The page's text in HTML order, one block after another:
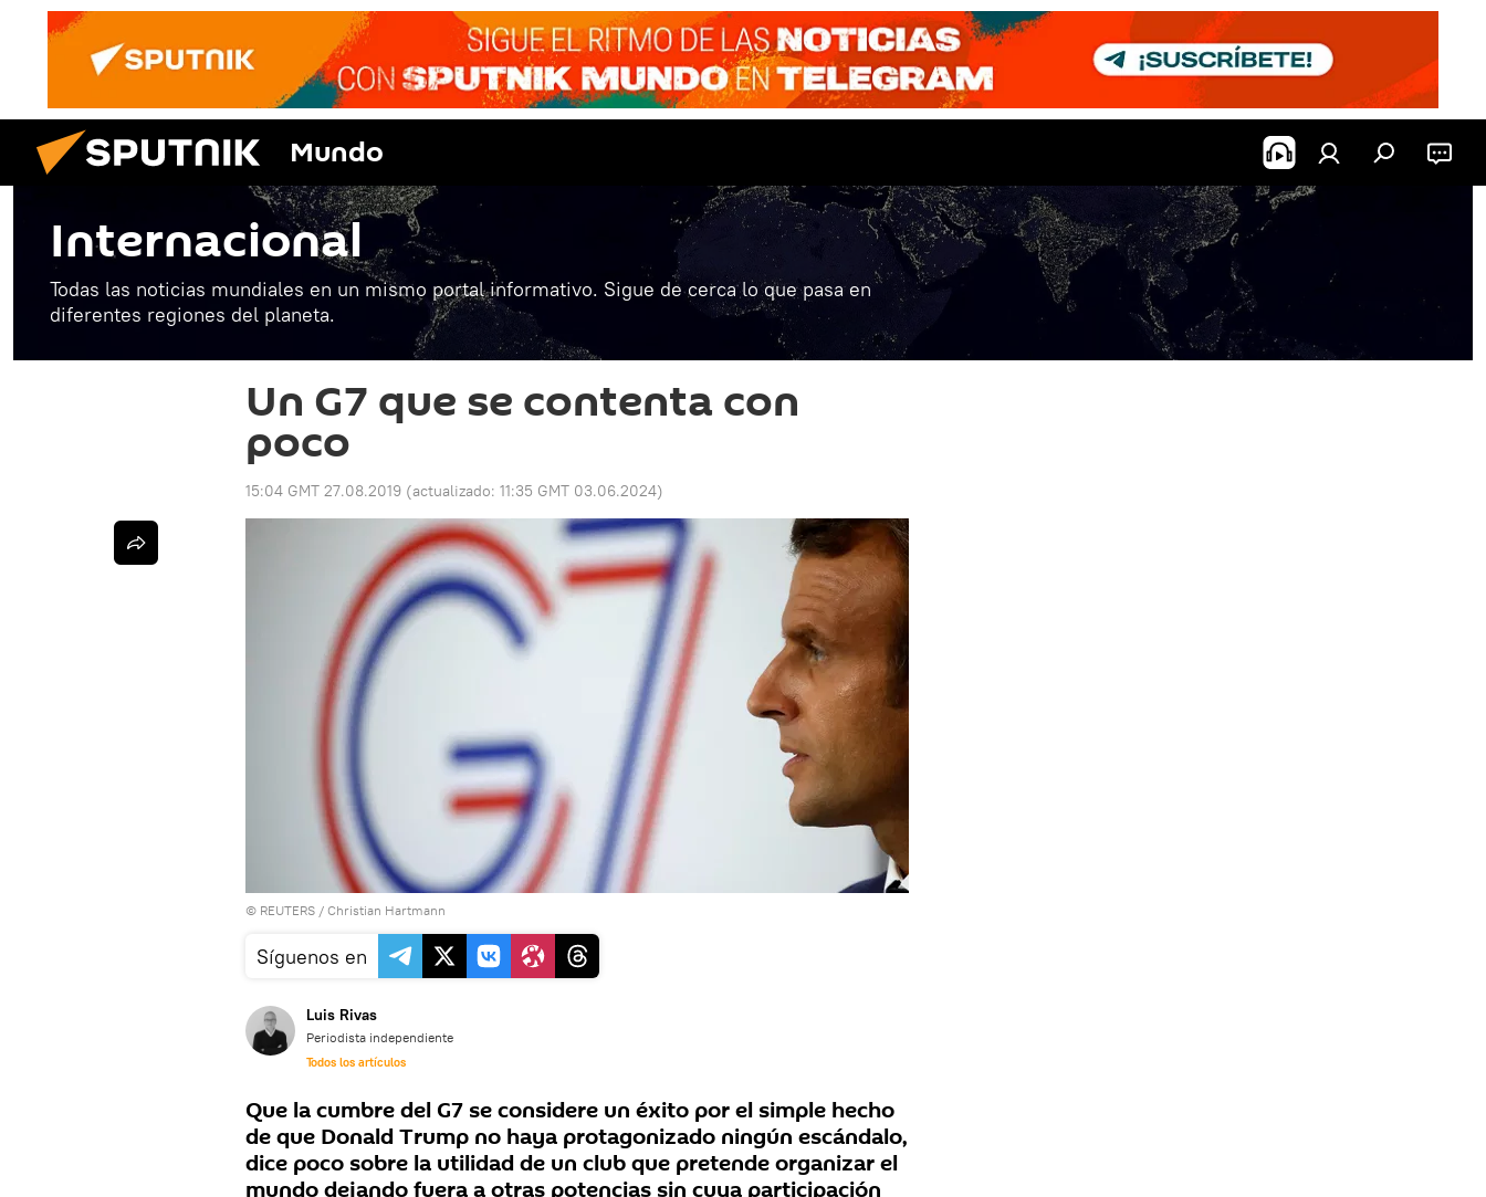
Mundo
Internacional
Todas las noticias mundiales en un mismo portal informativo. Sigue de cerca lo que pasa en
diferentes regiones del planeta.
Un G7 que se contenta con
poco
15:04 GMT 27.08.2019 (actualizado: 11:35 GMT 03.06.2024)
© REUTERS / Christian Hartmann
Síguenos en
Luis Rivas
Periodista independiente
Todos los artículos
Que la cumbre del G7 se considere un éxito por el simple hecho
de que Donald Trump no haya protagonizado ningún escándalo,
dice poco sobre la utilidad de un club que pretende organizar el